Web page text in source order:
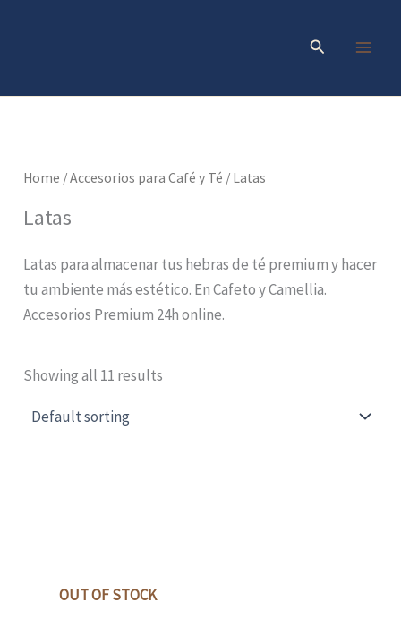
Search
Home /Accesorios para Café y Té / Latas
Latas
Latas para almacenar tus hebras de té premium y hacer
tu ambiente más estético. En Cafeto y Camellia.
Accesorios Premium 24h online.
Showing all 11 results
OUT OF STOCK